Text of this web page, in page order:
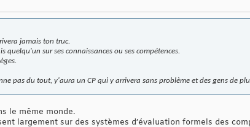
jamais ton truc.
quelqu'un sur ses connaissances ou ses compétences.
pas du tout, y'aura un CP qui y arrivera sans problème et des gens de
le même monde.
largement sur des systèmes d’évaluation formels des